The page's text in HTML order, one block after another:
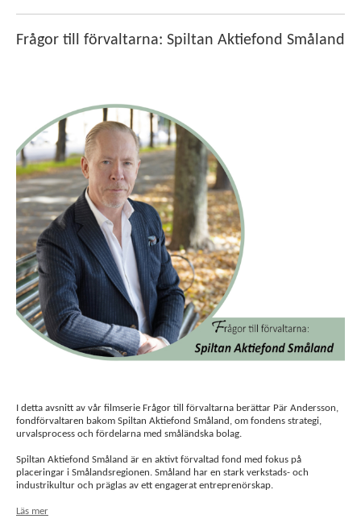
Frågor till förvaltarna: Spiltan Aktiefond Småland
I detta avsnitt av vår filmserie Frågor till förvaltarna berättar Pär Andersson,
fondförvaltaren bakom Spiltan Aktiefond Småland, om fondens strategi,
urvalsprocess och fördelarna med småländska bolag.
Spiltan Aktiefond Småland är en aktivt förvaltad fond med fokus på
placeringar i Smålandsregionen. Småland har en stark verkstads- och
industrikultur och präglas av ett engagerat entreprenörskap.
Läs mer